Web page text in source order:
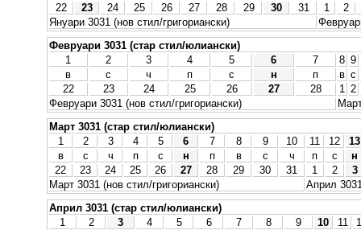
22
23 24 25 26 27 28 29 30 31 1
2
Януари 3031 (нов стил/григориански)
Февруари 3031 (стар стил/юлиански)
1
2 3 4 5 6 7 8 9
в
с ч п с н п в с
22
23 24 25 26 27 28 1
2
Февруари 3031 (нов стил/григориански)
Март 3031 (стар стил/юлиански)
1
2 3 4 5 6 7 8 9 10 11 12
13
в
с ч п с н п в с ч п с
н
22
23 24 25 26 27 28 29 30 31 1 2
3
Март 3031 (нов стил/григориански)
Април
Април 3031 (стар стил/юлиански)
1
2 3 4 5 6 7 8 9 10 11